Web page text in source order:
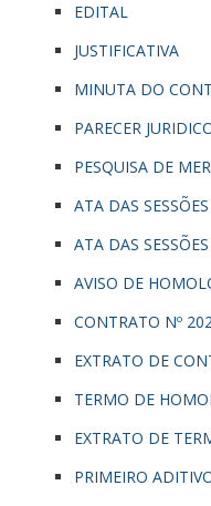
EDITAL
JUSTIFICATIVA
MINUTA DO
PARECER
PESQUISA DE
ATA DAS
ATA DAS
AVISO DE
CONTRATO Nº
EXTRATO DE
TERMO DE
EXTRATO DE
PRIMEIRO